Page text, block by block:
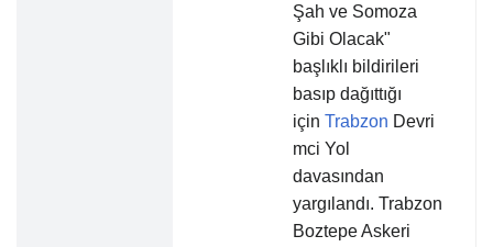
Şah ve Somoza
Gibi Olacak"
başlıklı bildirileri
basıp dağıttığı
için Trabzon Devri
mci Yol
davasından
yargılandı. Trabzon
Boztepe Askeri